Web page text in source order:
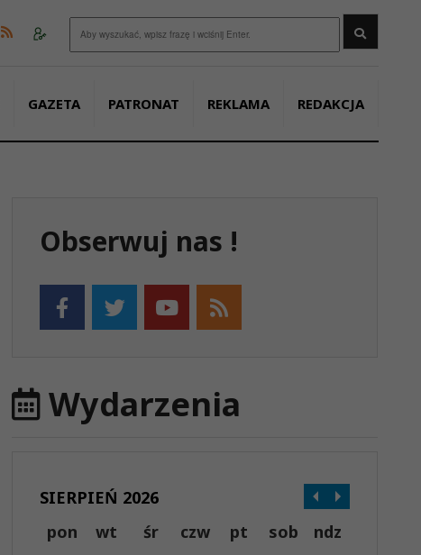
GAZETA PATRONAT REKLAMA REDAKCJA
Obserwuj nas !
Wydarzenia
SIERPIEŃ 2026
pon
wt śr czw pt sob ndz